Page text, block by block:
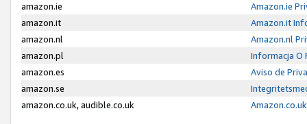
amazon.ie
Amazon.ie
amazon.it
Amazon.it
amazon.nl
Amazon.nl
amazon.pl
Informacja O
amazon.es
Aviso de
amazon.se
amazon.co.uk, audible.co.uk